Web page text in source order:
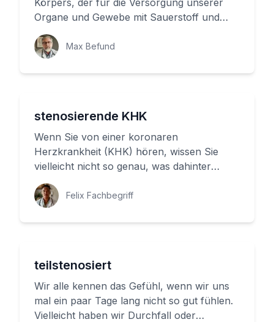
Körpers, der für die Versorgung unserer
Organe und Gewebe mit Sauerstoff und
Nährstoffen zuständig ist. Wenn I...
Max Befund
stenosierende KHK
Wenn Sie von einer koronaren
Herzkrankheit (KHK) hören, wissen Sie
vielleicht nicht so genau, was dahinter
steckt. Eine KHK tritt auf, wenn die Arteri...
Felix Fachbegriff
teilstenosiert
Wir alle kennen das Gefühl, wenn wir uns
mal ein paar Tage lang nicht so gut fühlen.
Vielleicht haben wir Durchfall oder